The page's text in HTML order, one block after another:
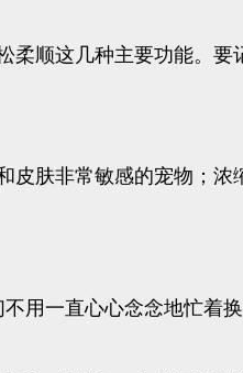
顺这几种主要功能。
肤非常敏感的宠物；
用一直心心念念地忙着